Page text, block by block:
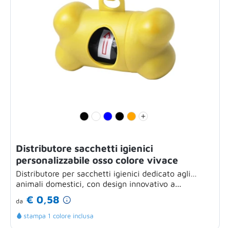
Distributore sacchetti igienici
personalizzabile osso colore vivace
Distributore per sacchetti igienici dedicato agli
animali domestici, con design innovativo a...
da € 0,58
stampa 1 colore inclusa